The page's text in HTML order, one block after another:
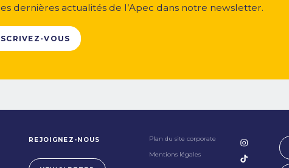
dernières actualités de l’Apec dans notre newsletter.
VOUS
REJOIGNEZ-NOUS
Plan du site corporate
Mentions légales